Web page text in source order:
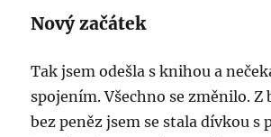
Nový začátek
Tak jsem odešla s knihou a
spojením. Všechno se změnilo. Z
bez peněz jsem se stala dívkou s